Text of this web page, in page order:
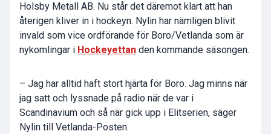
Holsby Metall AB. Nu står det däremot klart att han
återigen kliver in i hockeyn. Nylin har nämligen blivit
invald som vice ordförande för Boro/Vetlanda som är
nykomlingar i Hockeyettan den kommande säsongen.
– Jag har alltid haft stort hjärta för Boro. Jag minns när
jag satt och lyssnade på radio när de var i
Scandinavium och så när gick upp i Elitserien, säger
Nylin till Vetlanda-Posten.